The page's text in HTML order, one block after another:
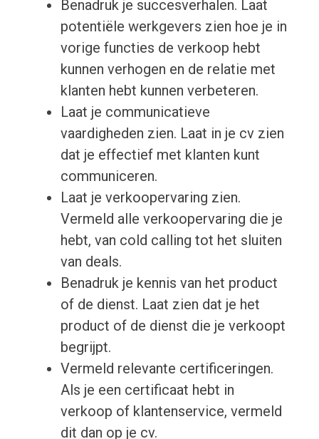
Benadruk je succesverhalen. Laat
potentiële werkgevers zien hoe je in
vorige functies de verkoop hebt
kunnen verhogen en de relatie met
klanten hebt kunnen verbeteren.
Laat je communicatieve
vaardigheden zien. Laat in je cv zien
dat je effectief met klanten kunt
communiceren.
Laat je verkoopervaring zien.
Vermeld alle verkoopervaring die je
hebt, van cold calling tot het sluiten
van deals.
Benadruk je kennis van het product
of de dienst. Laat zien dat je het
product of de dienst die je verkoopt
begrijpt.
Vermeld relevante certificeringen.
Als je een certificaat hebt in
verkoop of klantenservice, vermeld
dit dan op je cv.